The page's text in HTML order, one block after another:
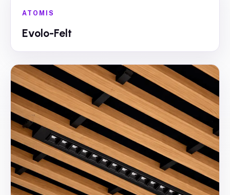
ATOMIS
Evolo-Felt